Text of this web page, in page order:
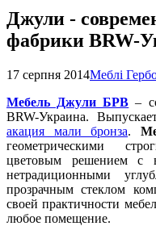
Джули -
фабрики BRW-
17 серпня 2014Меблі
Мебель Джули БРВ –
BRW-Украина.
акация мали бронза.
геометрическими
цветовым решением с
нетрадиционными
прозрачным стеклом
своей практичности
любое помещение.